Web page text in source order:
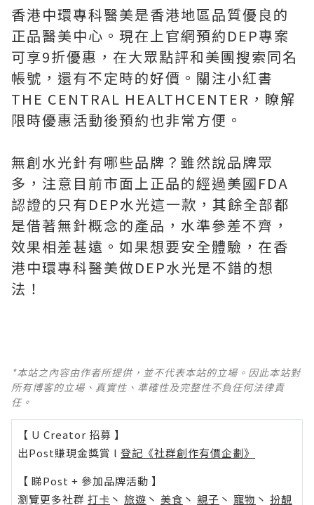
香港中環專科醫美是香港地區品質優良的
正品醫美中心。現在上官網預約DEP專案
可享9折優惠，在大眾點評和美團搜索同名
帳號，還有不定時的好價。關注小紅書
THE CENTRAL HEALTHCENTER，瞭解
限時優惠活動後預約也非常方便。
無創水光針有哪些品牌？雖然說品牌眾
多，注意目前市面上正品的經過美國FDA
認證的只有DEP水光這一款，其餘全部都
是借著無針概念的產品，水準參差不齊，
效果相差甚遠。如果想要安全體驗，在香
港中環專科醫美做DEP水光是不錯的想
法！
*本站之內容由作者所提供，並不代表本站的立場。因此本站對
所有博客的立場、真實性、準確性及完整性不負任何法律責
任。
【 U Creator 招募 】
出Post賺現金獎賞 l 登記《社群創作有價企劃》
【 睇Post + 參加品牌活動 】
瀏覽更多社群 打卡 丶 旅遊 丶 美食 丶 親子 丶 寵物 丶 扮靚